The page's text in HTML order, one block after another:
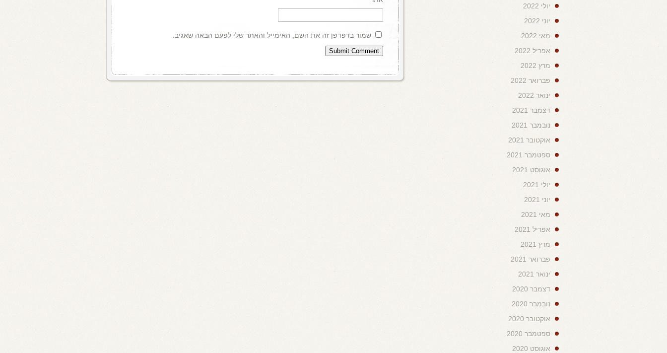
שמור בדפדפן זה את השם, האימייל והאתר שלי לפעם הבאה שאגיב.
יולי 2022
יוני 2022
מאי 2022
אפריל 2022
מרץ 2022
פברואר 2022
ינואר 2022
דצמבר 2021
נובמבר 2021
אוקטובר 2021
ספטמבר 2021
אוגוסט 2021
יולי 2021
יוני 2021
מאי 2021
אפריל 2021
מרץ 2021
פברואר 2021
ינואר 2021
דצמבר 2020
נובמבר 2020
אוקטובר 2020
ספטמבר 2020
אוגוסט 2020